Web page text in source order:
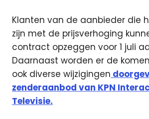
Klanten van de aanbieder die
zijn met de prijsverhoging
contract opzeggen voor 1 juli
Daarnaast worden er de
ook diverse wijzigingen
zenderaanbod van KPN
Televisie.